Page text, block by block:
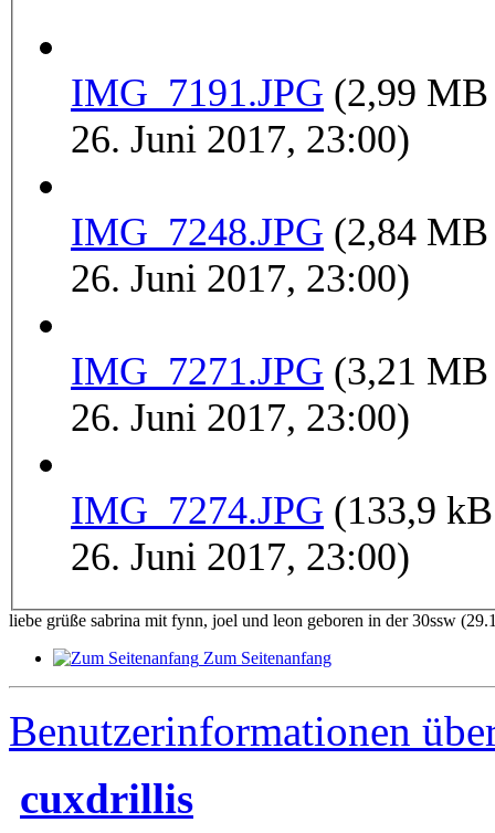
IMG_7191.JPG (2,99
26. Juni 2017, 23:00)
IMG_7248.JPG (2,84
26. Juni 2017, 23:00)
IMG_7271.JPG (3,21
26. Juni 2017, 23:00)
IMG_7274.JPG (133,9
26. Juni 2017, 23:00)
liebe grüße sabrina mit fynn, joel und leon geboren in der 30ssw
Zum Seitenanfang
Benutzerinformationen
cuxdrillis